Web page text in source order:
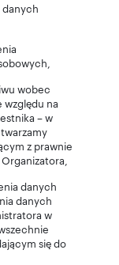
danych
wobec
względu na
– w
z prawnie
danych
danych
w
się do